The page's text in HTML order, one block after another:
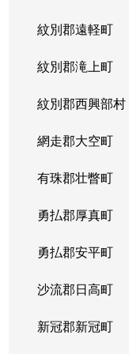
紋別郡遠軽町
紋別郡滝上町
紋別郡西興部村
網走郡大空町
有珠郡壮瞥町
勇払郡厚真町
勇払郡安平町
沙流郡日高町
新冠郡新冠町